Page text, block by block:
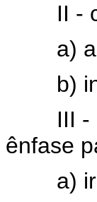
II -
a)
b)
III -
ênfase
a)